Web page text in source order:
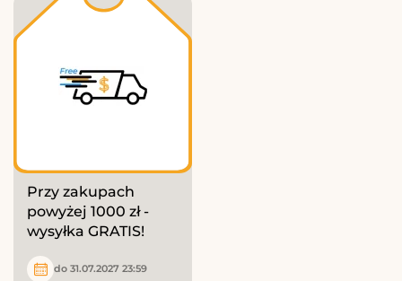
Przy zakupach
powyżej 1000 zł -
wysyłka GRATIS!
do 31.07.2027 23:59